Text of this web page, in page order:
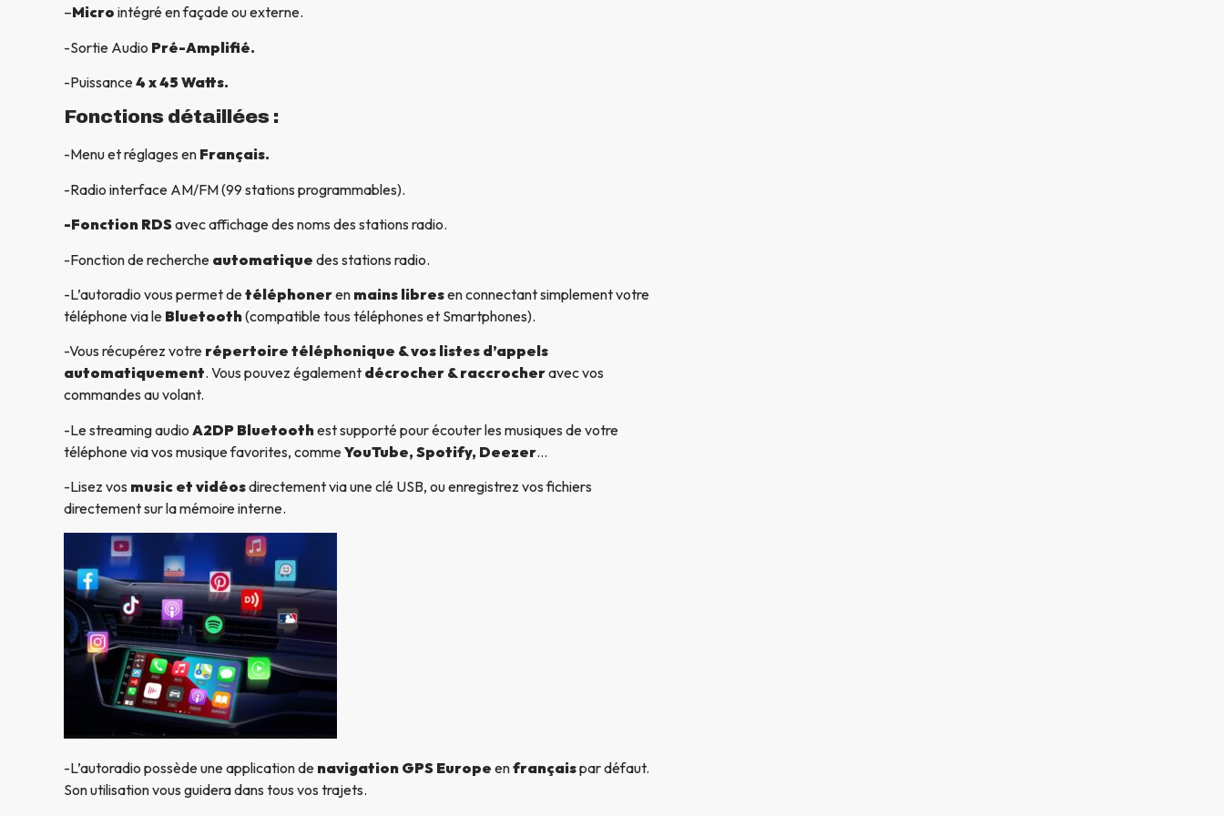
–Micro intégré en façade ou externe.
-Sortie Audio Pré-Amplifié.
-Puissance4 x 45 Watts.
Fonctions détaillées :
-Menu et réglages en Français.
-Radio interface AM/FM (99 stations programmables).
-Fonction RDSavec affichage des noms des stations radio.
-Fonction de recherche automatique des stations radio.
-L’autoradio vous permet detéléphoneren mains libresen connectant simplement votre
téléphone via le Bluetooth(compatible tous téléphones et Smartphones).
-Vous récupérez votre répertoire téléphonique & vos listes d’appels
automatiquement. Vous pouvez également décrocher & raccrocheravec vos
commandes au volant.
-Le streaming audio A2DP Bluetoothest supporté pour écouter les musiques de votre
téléphone via vos musique favorites, commeYouTube, Spotify, Deezer…
-Lisez vos music et vidéosdirectement via une clé USB, ou enregistrez vos fichiers
directement sur la mémoire interne.
-L’autoradio possède une application de navigation GPS Europe enfrançaispar défaut.
Son utilisation vous guidera dans tous vos trajets.